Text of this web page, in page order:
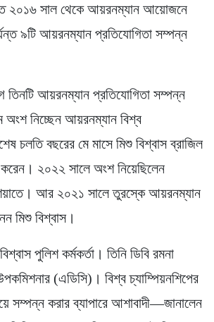
২০১৬ সাল থেকে আয়রনম্যান আয়োজনে
৯টি আয়রনম্যান প্রতিযোগিতা সম্পন্ন
তিনটি আয়রনম্যান প্রতিযোগিতা সম্পন্ন
নিচ্ছেন আয়রনম্যান বিশ্ব
চলতি বছরের মে মাসে মিশু বিশ্বাস ব্রাজিল
২০২২ সালে অংশ নিয়েছিলেন
আর ২০২১ সালে তুরস্কে আয়রনম্যান
মিশু বিশ্বাস।
পুলিশ কর্মকর্তা। তিনি ডিবি রমনা
(এডিসি)। বিশ্ব চ্যাম্পিয়নশিপের
সম্পন্ন করার ব্যাপারে আশাবাদী—জানালেন